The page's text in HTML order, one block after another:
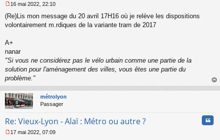
e
s
g
e
n
o
n
u
16 mai 2022, 22:10
(Re)Lis mon message du 20 avril 17H16 où je relève les dispositions
volontairement m.rdiques de la variante tram de 2017
A+
nanar
"Si vous ne considérez pas le vélo urbain comme une partie de la
solution pour l'aménagement des villes, vous êtes une partie du
problème."
au
métrolyon
Passager
Re: Vieux-Lyon - Alaï : Métro ou autre ?
17 mai 2022, 07:09